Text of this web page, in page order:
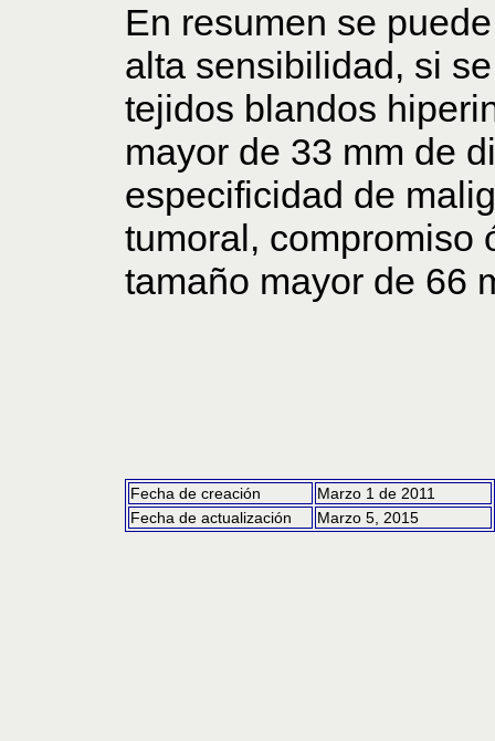
En resumen se
alta sensibilidad, si
tejidos blandos
mayor de 33 mm de
especificidad de
tumoral, compromiso
tamaño mayor de 66
Fecha de creación
Marzo 1 de 2011
Fecha de actualización
Marzo 5, 2015